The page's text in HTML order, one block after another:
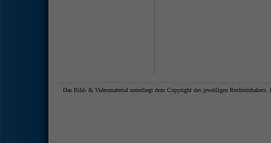
Das Bild- & Videomaterial unterliegt dem Copyright des jeweiligen